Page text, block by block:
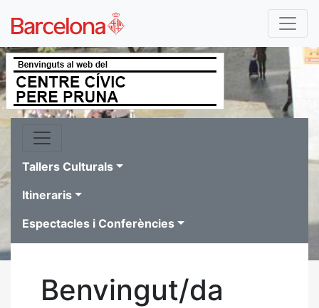
Tallers Culturals
Itineraris
Espectacles i Conferències
Benvingut/da